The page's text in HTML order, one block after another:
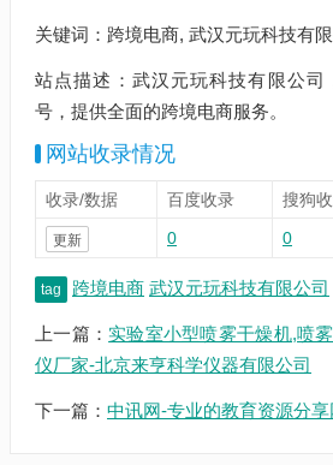
关键词：跨境电商, 武汉元玩科技有
站点描述：武汉元玩科技有限公司
号，提供全面的跨境电商服务。
网站收录情况
收录/数据 百度收录 搜狗
更新 0 0
tag 跨境电商 武汉元玩科技有限公司
上一篇：实验室小型喷雾干燥机,喷
仪厂家-北京来亨科学仪器有限公司
下一篇： 中讯网-专业的教育资源分